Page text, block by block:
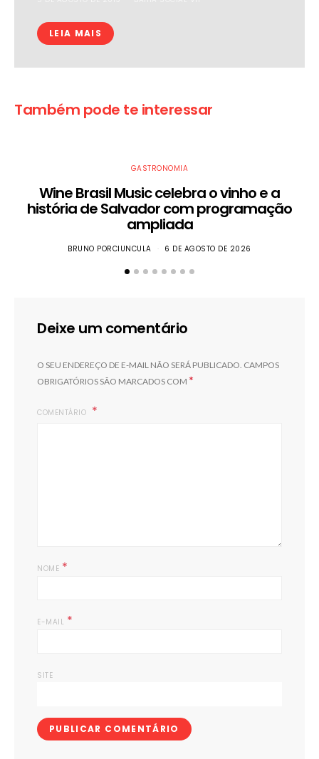
LEIA MAIS
Também pode te interessar
GASTRONOMIA
Wine Brasil Music celebra o vinho e a
história de Salvador com programação
ampliada
BRUNO PORCIUNCULA 6 DE AGOSTO DE 2026
Deixe um comentário
O SEU ENDEREÇO DE E-MAIL NÃO SERÁ PUBLICADO. CAMPOS
OBRIGATÓRIOS SÃO MARCADOS COM *
COMENTÁRIO
NOME *
E-MAIL *
SITE